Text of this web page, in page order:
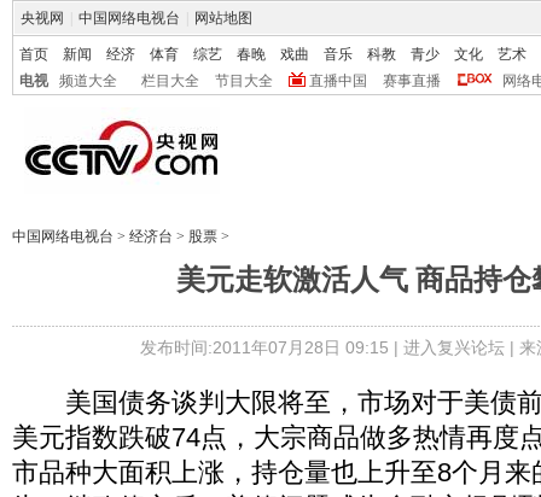
央视网 中国网络电视台 网站地图
首页 新闻 经济 体育 综艺 春晚 戏曲 音乐 科教 青少 文化
艺术
电视
频道大全 栏目大全 节目大全 直播中国 赛事直播 网络
中国网络电视台 > 经济台 > 股票 >
美元走软激活人气 商品持仓
发布时间:2011年07月28日 09:15 | 进入复兴论坛| 来
美国债务谈判大限将至，市场对于美债
美元指数跌破74点，大宗商品做多热情再度
市品种大面积上涨，持仓量也上升至8个月